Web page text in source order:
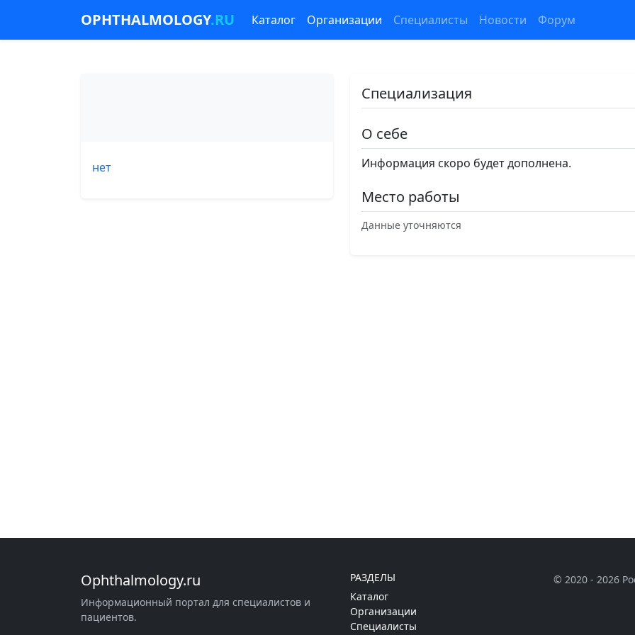
OPHTHALMOLOGY.RU Каталог Организации Специалисты Новости Форум
нет
Специализация
О себе
Информация скоро будет дополнена.
Место работы
Данные уточняются
Ophthalmology.ru
Информационный портал для специалистов и
пациентов.
РАЗДЕЛЫ
Каталог
Организации
Специалисты
© 2020 - 2026